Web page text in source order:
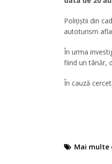
Poliţiştii din
autoturism
În urma
fiind un tânăr,
În cauză
Mai multe